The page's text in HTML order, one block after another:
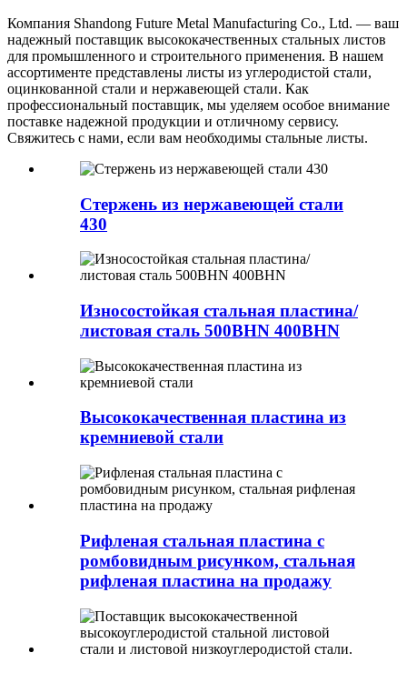
Компания Shandong Future Metal Manufacturing Co., Ltd. — ваш
надежный поставщик высококачественных стальных листов
для промышленного и строительного применения. В нашем
ассортименте представлены листы из углеродистой стали,
оцинкованной стали и нержавеющей стали. Как
профессиональный поставщик, мы уделяем особое внимание
поставке надежной продукции и отличному сервису.
Свяжитесь с нами, если вам необходимы стальные листы.
Стержень из нержавеющей стали
430
Износостойкая стальная пластина/
листовая сталь 500BHN 400BHN
Высококачественная пластина из
кремниевой стали
Рифленая стальная пластина с
ромбовидным рисунком, стальная
рифленая пластина на продажу